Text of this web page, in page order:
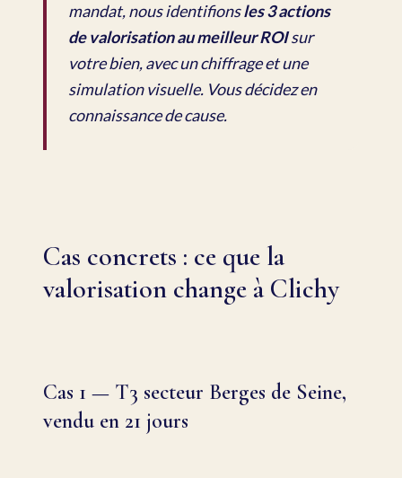
mandat, nous identifionsles 3 actions
de valorisation au meilleur ROIsur
votre bien, avec un chiffrage et une
simulation visuelle. Vous décidez en
connaissance de cause.
Cas concrets : ce que la
valorisation change à Clichy
Cas 1 — T3 secteur Berges de Seine,
vendu en 21 jours